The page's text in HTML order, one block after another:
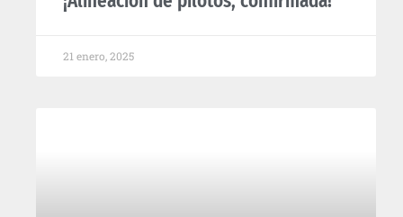
21 enero, 2025